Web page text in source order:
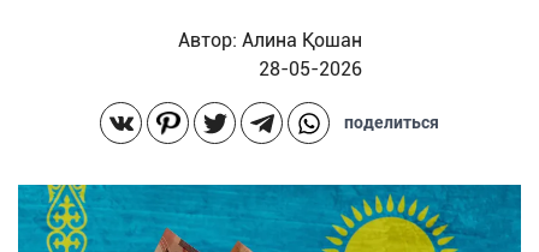
поделиться
Автор: Алина Қошан
28-05-2026